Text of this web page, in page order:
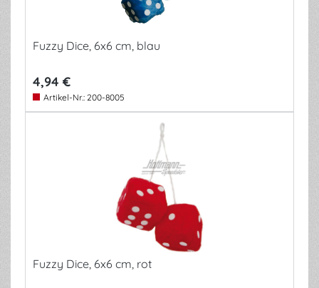
Fuzzy Dice, 6x6 cm, blau
4,94 €
Artikel-Nr.: 200-8005
Fuzzy Dice, 6x6 cm, rot